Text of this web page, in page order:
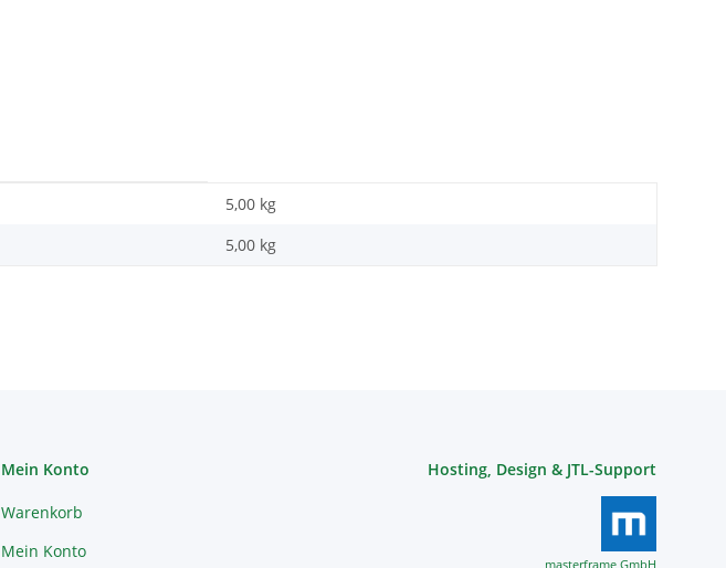
5,00 kg
5,00 kg
Mein Konto
Warenkorb
Mein Konto
Hosting, Design & JTL-Support